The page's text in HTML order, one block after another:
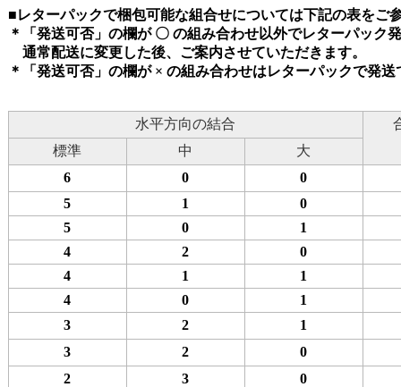
■レターパックで梱包可能な組合せについては下記の表をご
＊「発送可否」の欄が 〇 の組み合わせ以外でレターパック
通常配送に変更した後、ご案内させていただきます。
＊「発送可否」の欄が × の組み合わせはレターパックで発送
水平方向の結合
標準
中
大
6
0
0
5
1
0
5
0
1
4
2
0
4
1
1
4
0
1
3
2
1
3
2
0
2
3
0